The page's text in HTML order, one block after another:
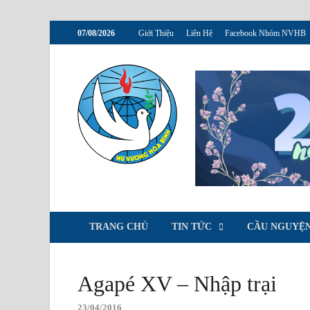
07/08/2026 Giới Thiệu Liên Hệ Facebook Nhóm NVHB
NVHB.NET
Nhóm Sinh Viên Nữ Vương
TRANG CHỦ TIN TỨC CẦU
Agapé XV – Nhập trại
23/04/2016